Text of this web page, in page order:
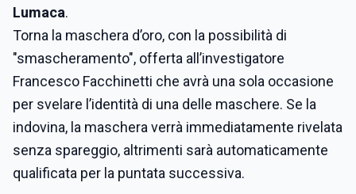
Lumaca.
Torna la maschera d’oro, con la possibilità di
"smascheramento", offerta all’investigatore
Francesco Facchinetti che avrà una sola occasione
per svelare l’identità di una delle maschere. Se la
indovina, la maschera verrà immediatamente rivelata
senza spareggio, altrimenti sarà automaticamente
qualificata per la puntata successiva.